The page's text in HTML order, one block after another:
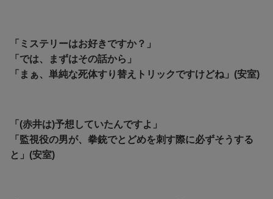
「ミステリーはお好きですか？」
「では、まずはその話から」
「まぁ、単純な死体すり替えトリックですけどね」(安室)
「(赤井は)予想していたんですよ」
「監視役の男が、拳銃でとどめを刺す際に必ずそうする
と」(安室)